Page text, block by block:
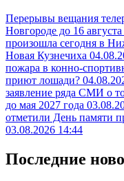
Перерывы вещания
Новгороде до 16 августа
произошла сегодня в
Новая Кузнечиха
пожара в конно-
приют лошади?
заявление ряда СМИ о
до мая 2027 года
отметили День памяти
03.08.2026 14:44
Последние